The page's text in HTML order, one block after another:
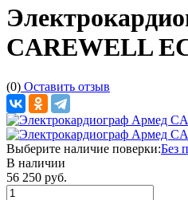
CAREWELL
(0) Оставить отзыв
Выберите наличие поверки:Без
В наличии
56 250 руб.